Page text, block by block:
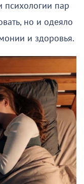
психологии пар
но и одеяло
и здоровья.